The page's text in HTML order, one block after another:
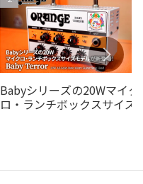
Babyシリーズの20Wマイク
ロ・ランチボックスサイズ